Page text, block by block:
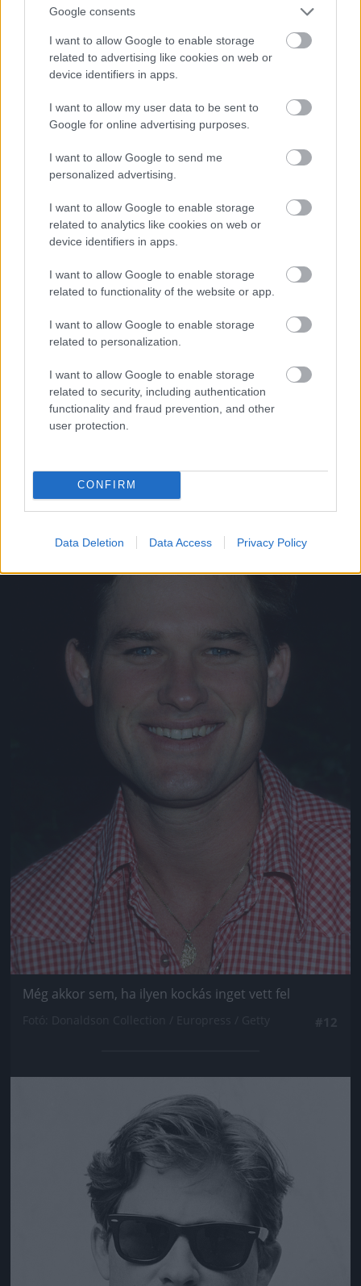
Google consents
I want to allow Google to enable storage
related to advertising like cookies on web or
device identifiers in apps.
I want to allow my user data to be sent to
Google for online advertising purposes.
I want to allow Google to send me
personalized advertising.
I want to allow Google to enable storage
related to analytics like cookies on web or
device identifiers in apps.
I want to allow Google to enable storage
related to functionality of the website or app.
I want to allow Google to enable storage
related to personalization.
I want to allow Google to enable storage
related to security, including authentication
functionality and fraud prevention, and other
user protection.
CONFIRM
Data Deletion Data Access Privacy Policy
Aki szintén nem volt rossz pasi régen
Fotó: Donaldson Collection / Europress / Getty
Jön még kép!
Még akkor sem, ha ilyen kockás inget vett fel
Jön még kép!